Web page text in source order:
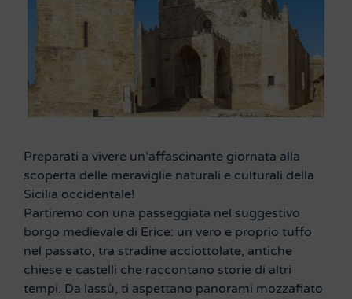
Preparati a vivere un’affascinante giornata alla
scoperta delle meraviglie naturali e culturali della
Sicilia occidentale!
Partiremo con una passeggiata nel suggestivo
borgo medievale di Erice: un vero e proprio tuffo
nel passato, tra stradine acciottolate, antiche
chiese e castelli che raccontano storie di altri
tempi. Da lassù, ti aspettano panorami mozzafiato